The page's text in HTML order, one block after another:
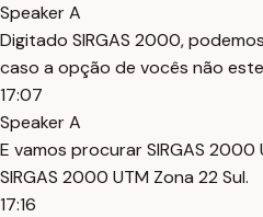
Speaker A
Digitado SIRGAS 2000,
caso a opção de vocês não
17:07
Speaker A
E vamos procurar SIRGAS 2000
SIRGAS 2000 UTM Zona 22 Sul.
17:16